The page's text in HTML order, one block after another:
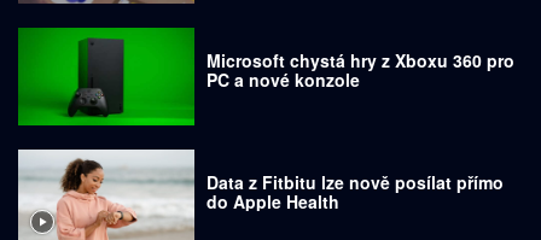
Microsoft chystá hry z Xboxu 360 pro
PC a nové konzole
Data z Fitbitu lze nově posílat přímo
do Apple Health